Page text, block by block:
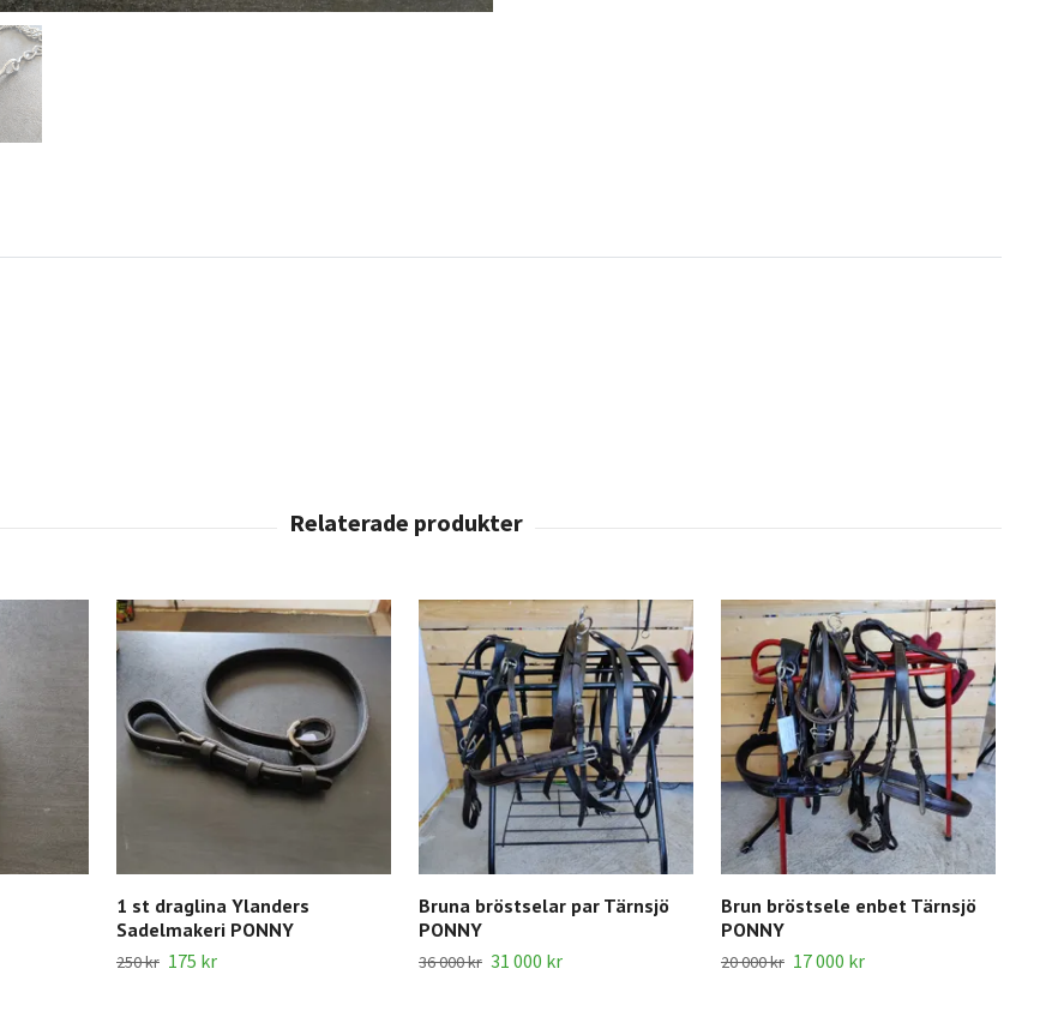
1 st draglina Ylanders
Sadelmakeri PONNY
250 kr 175 kr
Bruna bröstselar par Tärnsjö
PONNY
36 000 kr 31 000 kr
Brun bröstsele enbet Tärnsjö
PONNY
20 000 kr 17 000 kr